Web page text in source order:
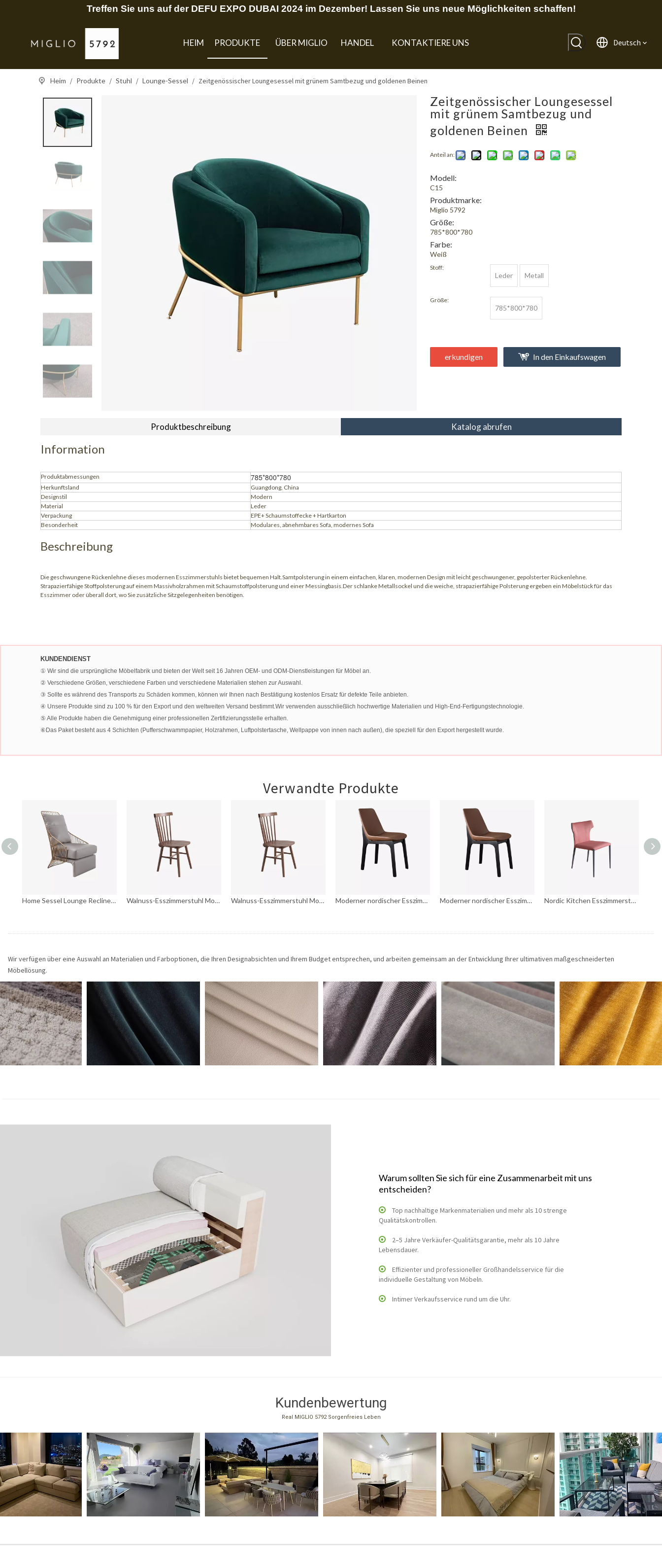
Treffen Sie uns auf der DEFU EXPO DUBAI 2024 im Dezember! Lassen Sie uns neue Möglichkeiten schaffen!
HEIM PRODUKTE ÜBER MIGLIO HANDEL KONTAKTIERE UNS Deutsch
Heim / Produkte / Stuhl / Lounge-Sessel / Zeitgenössischer Loungesessel mit grünem Samtbezug und goldenen Beinen
Zeitgenössischer Loungesessel
mit grünem Samtbezug und
goldenen Beinen
Anteil an:
Modell:
C15
Produktmarke:
Miglio 5792
Größe:
785*800*780
Farbe:
Weiß
Stoff:
Leder Metall
Größe:
785*800*780
erkundigen In den Einkaufswagen
Produktbeschreibung Katalog abrufen
Information
Produktabmessungen 785*800*780
Herkunftsland
Guangdong, China
Designstil
Modern
Material
Leder
Verpackung
EPE+ Schaumstoffecke + Hartkarton
Besonderheit
Modulares, abnehmbares Sofa, modernes Sofa
Beschreibung
Die geschwungene Rückenlehne dieses modernen Esszimmerstuhls bietet bequemen Halt.Samtpolsterung in einem einfachen, klaren, modernen Design mit leicht geschwungener, gepolsterter Rückenlehne.
Strapazierfähige Stoffpolsterung auf einem Massivholzrahmen mit Schaumstoffpolsterung und einer Messingbasis.Der schlanke Metallsockel und die weiche, strapazierfähige Polsterung ergeben ein Möbelstück für das
Esszimmer oder überall dort, wo Sie zusätzliche Sitzgelegenheiten benötigen.
KUNDENDIENST
① Wir sind die ursprüngliche Möbelfabrik und bieten der Welt seit 16 Jahren OEM- und ODM-Dienstleistungen für Möbel an.
② Verschiedene Größen, verschiedene Farben und verschiedene Materialien stehen zur Auswahl.
③ Sollte es während des Transports zu Schäden kommen, können wir Ihnen nach Bestätigung kostenlos Ersatz für defekte Teile anbieten.
④ Unsere Produkte sind zu 100 % für den Export und den weltweiten Versand bestimmt.Wir verwenden ausschließlich hochwertige Materialien und High-End-Fertigungstechnologie.
⑤ Alle Produkte haben die Genehmigung einer professionellen Zertifizierungsstelle erhalten.
⑥Das Paket besteht aus 4 Schichten (Pufferschwammpapier, Holzrahmen, Luftpolstertasche, Wellpappe von innen nach außen), die speziell für den Export hergestellt wurde.
Verwandte Produkte
Home Sessel Lounge Recliner Lederstuhl Schöne Esszimmergarnituren Walnuss-Esszimmerstuhl Moderner dänischer Esszimmerstuhl Walnuss-Esszimmerstuhl Moderner dänischer Esszimmerstuhl Moderner nordischer Esszimmerstuhl aus braunem Leder für Zuhause Moderner nordischer Esszimmerstuhl aus braunem Leder für Zuhause Nordic Kitchen Esszimmerstuhl in Rosa
Wir verfügen über eine Auswahl an Materialien und Farboptionen, die Ihren Designabsichten und Ihrem Budget entsprechen, und arbeiten gemeinsam an der Entwicklung Ihrer ultimativen maßgeschneiderten
Möbellösung.
Warum sollten Sie sich für eine Zusammenarbeit mit uns
entscheiden?
Top nachhaltige Markenmaterialien und mehr als 10 strenge
Qualitätskontrollen.
2–5 Jahre Verkäufer-Qualitätsgarantie, mehr als 10 Jahre
Lebensdauer.
Effizienter und professioneller Großhandelsservice für die
individuelle Gestaltung von Möbeln.
Intimer Verkaufsservice rund um die Uhr.
Kundenbewertung
Real MIGLIO 5792 Sorgenfreies Leben